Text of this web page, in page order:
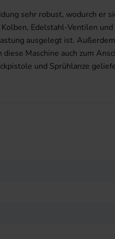
sehr robust, wodurch er
Edelstahl-Ventilen
ausgelegt ist.
Maschine auch zum
und Sprühlanze